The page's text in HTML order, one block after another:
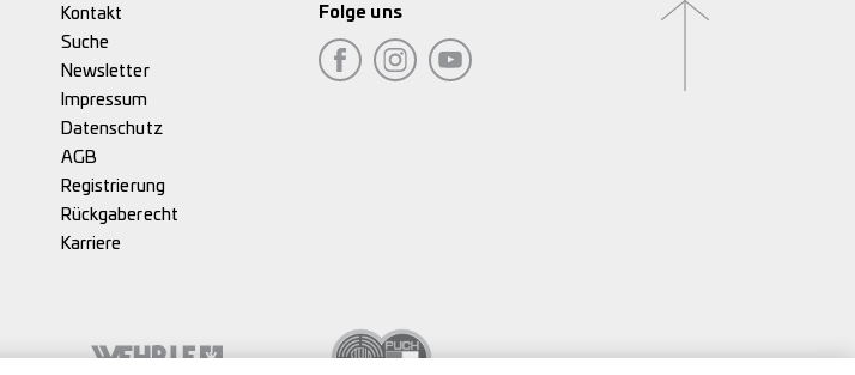
Kontakt
Suche
Newsletter
Impressum
Datenschutz
AGB
Registrierung
Rückgaberecht
Karriere
Folge uns